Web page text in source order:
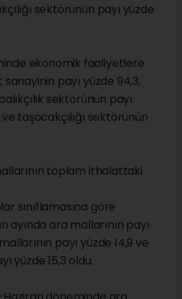
sektörünün payı yüzde
ekonomik faaliyetlere
payı yüzde 94,3,
sektörünün payı
taşocakçılığı sektörünün
toplam ithalattaki
sınıflamasına göre
ayında ara mallarının payı
payı yüzde 14,9 ve
yüzde 15,3 oldu.